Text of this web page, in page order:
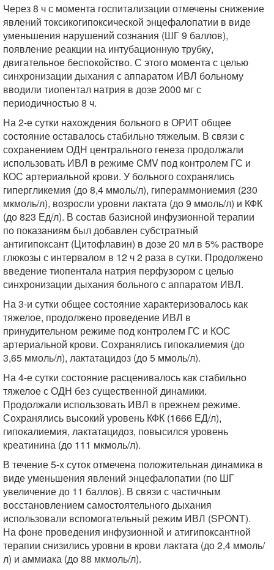
Через 8 ч с момента госпитализации отмечены снижение
явлений токсикогипоксической энцефалопатии в виде
уменьшения нарушений сознания (ШГ 9 баллов),
появление реакции на интубационную трубку,
двигательное беспокойство. С этого момента с целью
синхронизации дыхания с аппаратом ИВЛ больному
вводили тиопентал натрия в дозе 2000 мг с
периодичностью 8 ч.
На 2-е сутки нахождения больного в ОРИТ общее
состояние оставалось стабильно тяжелым. В связи с
сохранением ОДН центрального генеза продолжали
использовать ИВЛ в режиме CMV под контролем ГС и
КОС артериальной крови. У больного сохранялись
гипергликемия (до 8,4 ммоль/л), гипераммониемия (230
мкмоль/л), возросли уровни лактата (до 9 ммоль/л) и КФК
(до 823 Ед/л). В состав базисной инфузионной терапии
по показаниям был добавлен субстратный
антигипоксант (Цитофлавин) в дозе 20 мл в 5% растворе
глюкозы с интервалом в 12 ч 2 раза в сутки. Продолжено
введение тиопентала натрия перфузором с целью
синхронизации дыхания больного с аппаратом ИВЛ.
На 3-и сутки общее состояние характеризовалось как
тяжелое, продолжено проведение ИВЛ в
принудительном режиме под контролем ГС и КОС
артериальной крови. Сохранялись гипокалиемия (до
3,65 ммоль/л), лактатацидоз (до 5 ммоль/л).
На 4-е сутки состояние расценивалось как стабильно
тяжелое с ОДН без существенной динамики.
Продолжали использовать ИВЛ в прежнем режиме.
Сохранялись высокий уровень КФК (1666 ЕД/л),
гипокалиемия, лактатацидоз, повысился уровень
креатинина (до 111 мкмоль/л).
В течение 5-х суток отмечена положительная динамика в
виде уменьшения явлений энцефалопатии (по ШГ
увеличение до 11 баллов). В связи с частичным
восстановлением самостоятельного дыхания
использовали вспомогательный режим ИВЛ (SPONT).
На фоне проведения инфузионной и атигипоксантной
терапии снизились уровни в крови лактата (до 2,4 ммоль/
л) и аммиака (до 88 мкмоль/л).